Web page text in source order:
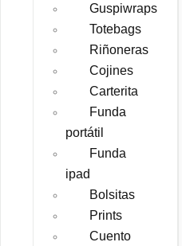
Guspiwraps
Totebags
Riñoneras
Cojines
Carterita
Funda
portátil
Funda
ipad
Bolsitas
Prints
Cuento